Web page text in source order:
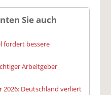
Sie auch
fordert bessere
Arbeitgeber
2026: Deutschland verliert